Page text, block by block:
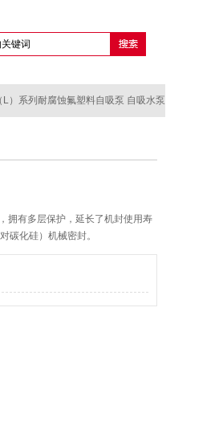
L）系列耐腐蚀氟塑料自吸泵 自吸水泵
拥有多层保护，延长了机封使用寿
碳化硅）机械密封。